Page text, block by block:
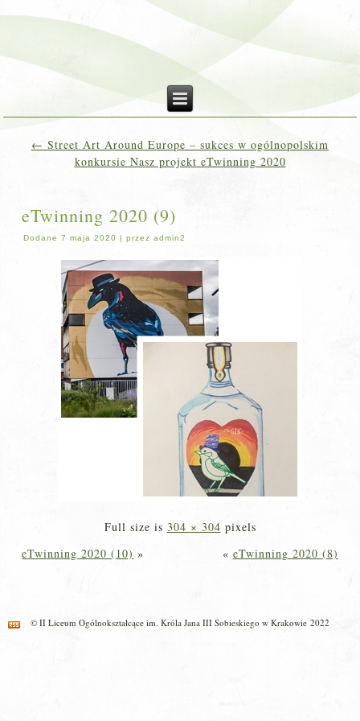
← Street Art Around Europe – sukces w ogólnopolskim
konkursie Nasz projekt eTwinning 2020
eTwinning 2020 (9)
Dodane 7 maja 2020 |przez admin2
Full size is 304 × 304 pixels
eTwinning 2020 (10) » « eTwinning 2020 (8)
© II Liceum Ogólnokształcące im. Króla Jana III Sobieskiego w Krakowie 2022